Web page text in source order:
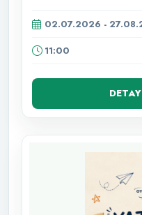
02.07.2026 -
11:00